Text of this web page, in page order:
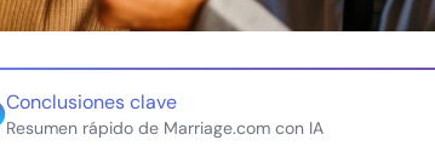
Conclusiones clave
Resumen rápido de Marriage.com con IA